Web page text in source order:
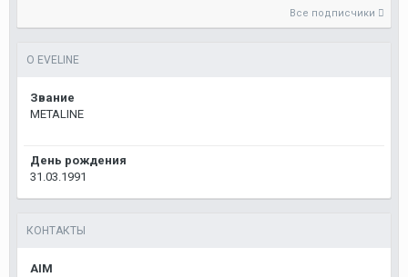
Все подписчики
О EVELINE
Звание
METALINE
День рождения
31.03.1991
КОНТАКТЫ
AIM